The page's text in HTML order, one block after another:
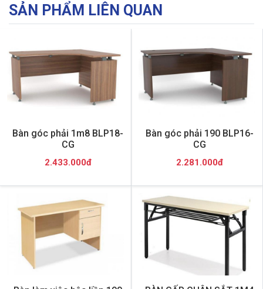
SẢN PHẨM LIÊN QUAN
Bàn góc phải 1m8 BLP18-
CG
2.433.000đ
Bàn góc phải 190 BLP16-
CG
2.281.000đ